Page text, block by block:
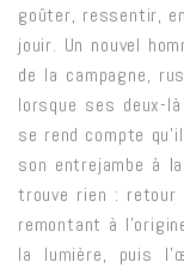
goûter, ressentir,
jouir. Un nouvel
de la campagne,
lorsque ses deux-
se rend compte
son entrejambe à
trouve rien : retour
remontant à
la lumière, puis